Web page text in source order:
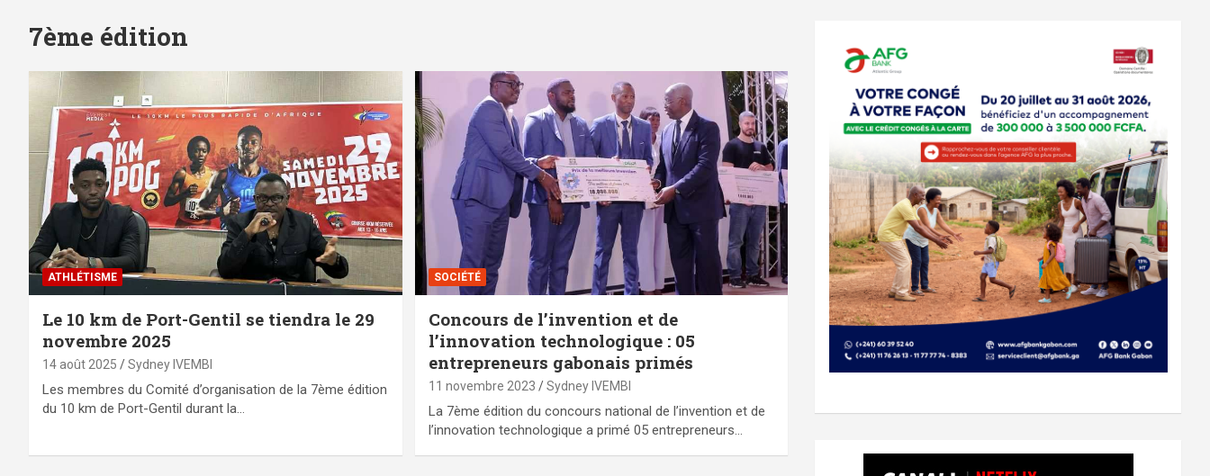
7ème édition
ATHLÉTISME
Le 10 km de Port-Gentil se tiendra le 29
novembre 2025
14 août 2025 Sydney IVEMBI
Les membres du Comité d’organisation de la 7ème édition
du 10 km de Port-Gentil durant la…
SOCIÉTÉ
Concours de l’invention et de
l’innovation technologique : 05
entrepreneurs gabonais primés
11 novembre 2023 Sydney IVEMBI
La 7ème édition du concours national de l’invention et de
l’innovation technologique a primé 05 entrepreneurs…